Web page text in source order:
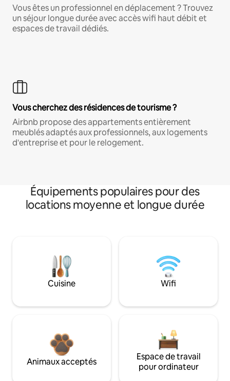
Vous êtes un professionnel en déplacement ? Trouvez
un séjour longue durée avec accès wifi haut débit et
espaces de travail dédiés.
Vous cherchez des résidences de tourisme ?
Airbnb propose des appartements entièrement
meublés adaptés aux professionnels, aux logements
d'entreprise et pour le relogement.
Équipements populaires pour des
locations moyenne et longue durée
Cuisine Wifi
Animaux acceptés
Espace de travail
pour ordinateur